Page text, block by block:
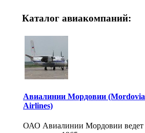
Каталог авиакомпаний:
Авиалинии Мордовии (Mordovia
Airlines)
ОАО Авиалинии Мордовии ведет